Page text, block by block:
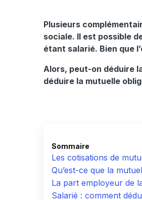
Plusieurs
sociale. Il est possible
étant salarié. Bien que
Alors, peut-on déduire
déduire la mutuelle
Sommaire
Les cotisations de
Qu’est-ce que la
La part employeur de
Salarié : comment